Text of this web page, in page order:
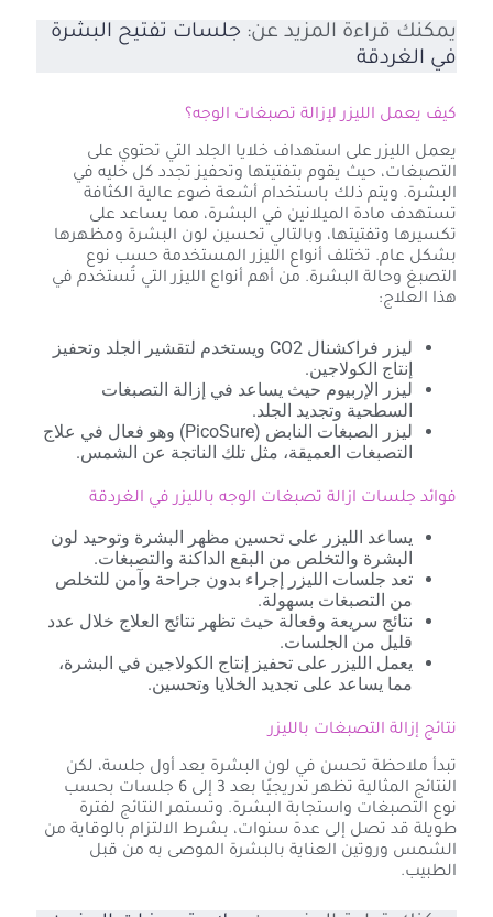
يمكنك قراءة المزيد عن: جلسات تفتيح البشرة
في الغردقة
كيف يعمل الليزر لإزالة تصبغات الوجه؟
يعمل الليزر على استهداف خلايا الجلد التي تحتوي على
التصبغات، حيث يقوم بتفتيتها وتحفيز تجدد كل خليه في
البشرة. ويتم ذلك باستخدام أشعة ضوء عالية الكثافة
تستهدف مادة الميلانين في البشرة، مما يساعد على
تكسيرها وتفتيتها، وبالتالي تحسين لون البشرة ومظهرها
بشكل عام. تختلف أنواع الليزر المستخدمة حسب نوع
التصبغ وحالة البشرة. من أهم أنواع الليزر التي تُستخدم في
هذا العلاج:
ليزر فراكشنال CO2 ويستخدم لتقشير الجلد وتحفيز
إنتاج الكولاجين.
ليزر الإربيوم حيث يساعد في إزالة التصبغات
السطحية وتجديد الجلد.
ليزر الصبغات النابض (PicoSure) وهو فعال في علاج
التصبغات العميقة، مثل تلك الناتجة عن الشمس.
فوائد جلسات ازالة تصبغات الوجه بالليزر في الغردقة
يساعد الليزر على تحسين مظهر البشرة وتوحيد لون
البشرة والتخلص من البقع الداكنة والتصبغات.
تعد جلسات الليزر إجراء بدون جراحة وآمن للتخلص
من التصبغات بسهولة.
نتائج سريعة وفعالة حيث تظهر نتائج العلاج خلال عدد
قليل من الجلسات.
يعمل الليزر على تحفيز إنتاج الكولاجين في البشرة،
مما يساعد على تجديد الخلايا وتحسين.
نتائج إزالة التصبغات بالليزر
تبدأ ملاحظة تحسن في لون البشرة بعد أول جلسة، لكن
النتائج المثالية تظهر تدريجيًا بعد 3 إلى 6 جلسات بحسب
نوع التصبغات واستجابة البشرة. وتستمر النتائج لفترة
طويلة قد تصل إلى عدة سنوات، بشرط الالتزام بالوقاية من
الشمس وروتين العناية بالبشرة الموصى به من قبل
الطبيب.